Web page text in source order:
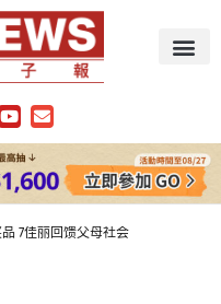
7佳丽回馈父母社会